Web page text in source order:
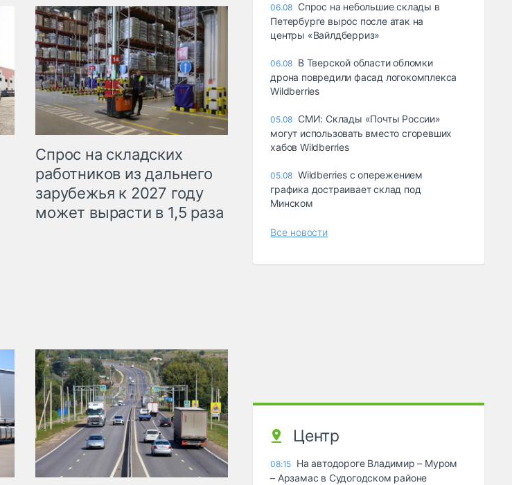
Спрос на складских
работников из дальнего
зарубежья к 2027 году
может вырасти в 1,5 раза
06.08 Спрос на небольшие склады в
Петербурге вырос после атак на
центры «Вайлдберриз»
06.08 В Тверской области обломки
дрона повредили фасад логокомплекса
Wildberries
05.08 СМИ: Склады «Почты России»
могут использовать вместо сгоревших
хабов Wildberries
05.08 Wildberries с опережением
графика достраивает склад под
Минском
Все новости
Центр
08:15 На автодороге Владимир – Муром
– Арзамас в Судогодском районе